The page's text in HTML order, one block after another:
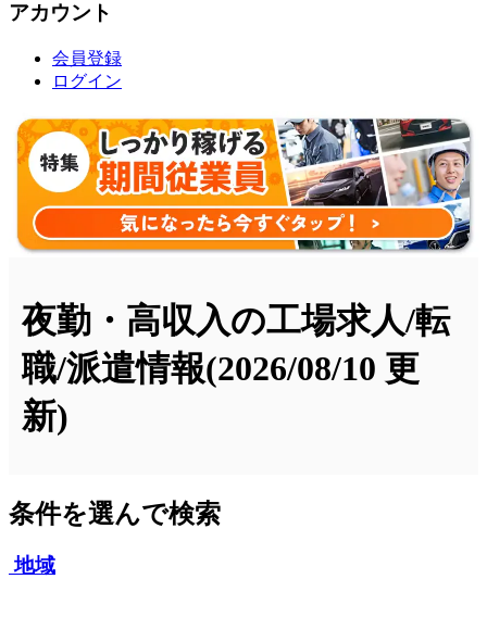
アカウント
会員登録
ログイン
夜勤・高収入の工場求人/転
職/派遣情報(2026/08/10 更
新)
条件を選んで検索
地域